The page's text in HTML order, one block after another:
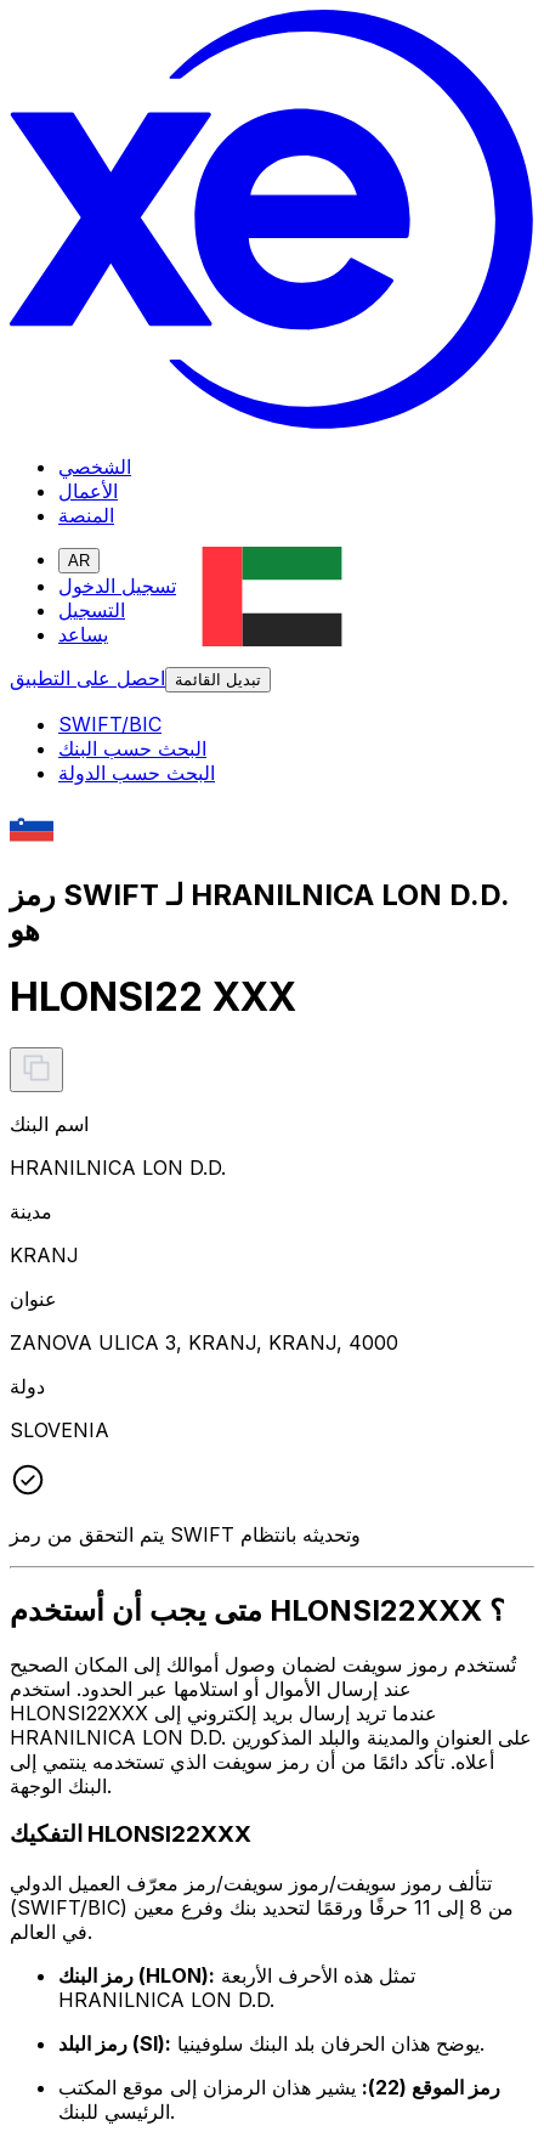
الشخصي
الأعمال
المنصة
AR
تسجيل الدخول
التسجيل
يساعد
احصل على التطبيق
تبديل القائمة
SWIFT/BIC
البحث حسب البنك
البحث حسب الدولة
رمز SWIFT لـ HRANILNICA LON D.D.
هو
HLONSI22 XXX
اسم البنك
HRANILNICA LON D.D.
مدينة
KRANJ
عنوان
ZANOVA ULICA 3, KRANJ, KRANJ, 4000
دولة
SLOVENIA
يتم التحقق من رمز SWIFT وتحديثه بانتظام
متى يجب أن أستخدم HLONSI22XXX ؟
تُستخدم رموز سويفت لضمان وصول أموالك إلى المكان الصحيح
عند إرسال الأموال أو استلامها عبر الحدود. استخدم
HLONSI22XXX عندما تريد إرسال بريد إلكتروني إلى
HRANILNICA LON D.D. على العنوان والمدينة والبلد المذكورين
أعلاه. تأكد دائمًا من أن رمز سويفت الذي تستخدمه ينتمي إلى
البنك الوجهة.
التفكيك HLONSI22XXX
تتألف رموز سويفت/رموز سويفت/رمز معرّف العميل الدولي
(SWIFT/BIC) من 8 إلى 11 حرفًا ورقمًا لتحديد بنك وفرع معين
في العالم.
رمز البنك (HLON):
HRANILNICA LON D.D.
رمز البلد (SI):
يوضح هذان الحرفان بلد البنك سلوفينيا.
رمز الموقع (22):
يشير هذان الرمزان إلى موقع المكتب
الرئيسي للبنك.